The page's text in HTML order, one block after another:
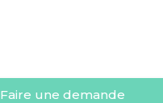
Faire une demande